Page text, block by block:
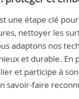
une étape clé
nettoyer les
adaptons nos
et durable. En
et participe à
savoir-faire